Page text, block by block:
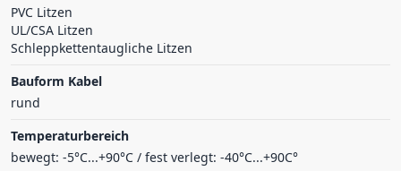
PVC Litzen
UL/CSA Litzen
Schleppkettentaugliche Litzen
Bauform Kabel
rund
Temperaturbereich
bewegt: -5°C...+90°C / fest verlegt: -40°C...+90C°